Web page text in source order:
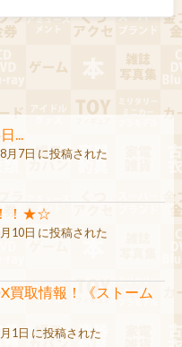
...
月7日 に投稿された
！★☆
10日 に投稿された
買取情報！《ストーム
1日 に投稿された